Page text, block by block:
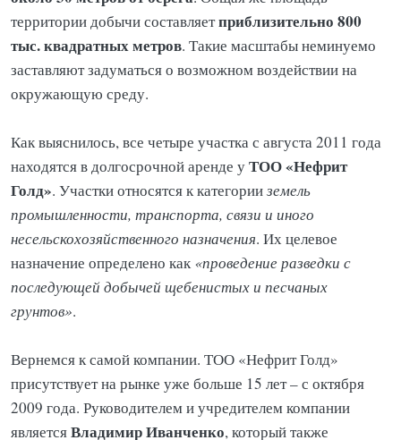
территории добычи составляетприблизительно 800
тыс. квадратных метров. Такие масштабы неминуемо
заставляют задуматься о возможном воздействии на
окружающую среду.
Как выяснилось, все четыре участка с августа 2011 года
находятся в долгосрочной аренде уТОО «Нефрит
Голд». Участки относятся к категорииземель
промышленности, транспорта, связи и иного
несельскохозяйственного назначения. Их целевое
назначение определено как «проведение разведки с
последующей добычей щебенистых и песчаных
грунтов».
Вернемся к самой компании. ТОО «Нефрит Голд»
присутствует на рынке уже больше 15 лет – с октября
2009 года. Руководителем и учредителем компании
являетсяВладимир Иванченко, который также